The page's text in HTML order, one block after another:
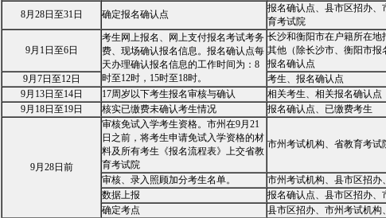
8月28日至31日
确定报名确认点
报名确认点、县市区招办、
育考试院
9月1日至6日
考生网上报名、网上支付报名考试考务
费、现场确认报名信息。报名确认点每
天办理确认报名信息的工作时间为：8
时至12时，15时至18时。
长沙和衡阳市在户籍所在地
其他（除长沙市、衡阳市报
报名确认点
9月7日至12日
考生、报名确认点
9月13日至14日
17周岁以下考生报名审核与确认
相关考生、相关报名确认点
9月18日至19日
核实已缴费未确认考生情况 报名确认点、已缴费考生
9月28日前
审核免试入学考生资格。市州在9月21
日之前，将考生申请免试入学资格的材
料及所有考生《报名流程表》上交省教
育考试院
市州考试机构、省教育考试
审核、录入照顾加分考生名单。
市州考试机构、县市区招办
数据上报
报名确认点、县市区招办、
确定考点
县市区招办、市州考试机构